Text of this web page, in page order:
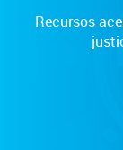
Recursos